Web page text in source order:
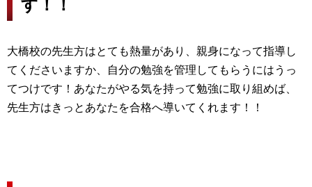
す！！
大橋校の先生方はとても熱量があり、親身になって指導し
てくださいますか、自分の勉強を管理してもらうにはうっ
てつけです！あなたがやる気を持って勉強に取り組めば、
先生方はきっとあなたを合格へ導いてくれます！！